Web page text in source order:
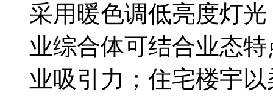
采用暖色调低亮度灯
业综合体可结合业态
业吸引力；住宅楼宇